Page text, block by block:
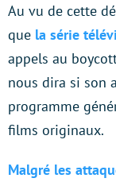
Au vu de cette
que la série
appels au
nous dira si son
programme
films originaux.
Malgré les